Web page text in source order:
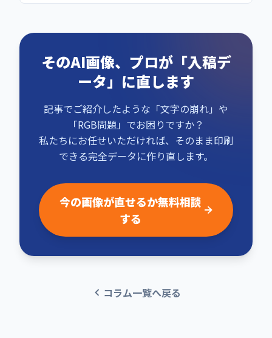
そのAI画像、プロが「入稿デ
ータ」に直します
記事でご紹介したような「文字の崩れ」や
「RGB問題」でお困りですか？
私たちにお任せいただければ、そのまま印刷
できる完全データに作り直します。
今の画像が直せるか無料相談
する
コラム一覧へ戻る